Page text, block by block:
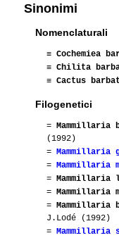
Sinonimi
Nomenclaturali
≡ Cochemiea
≡ Chilita
≡ Cactus
Filogenetici
= Mammillaria
(1992)
= Mammillaria
=
= Mammillaria
= Mammillaria
= Mammillaria
J.Lodé (1992)
= Mammillaria